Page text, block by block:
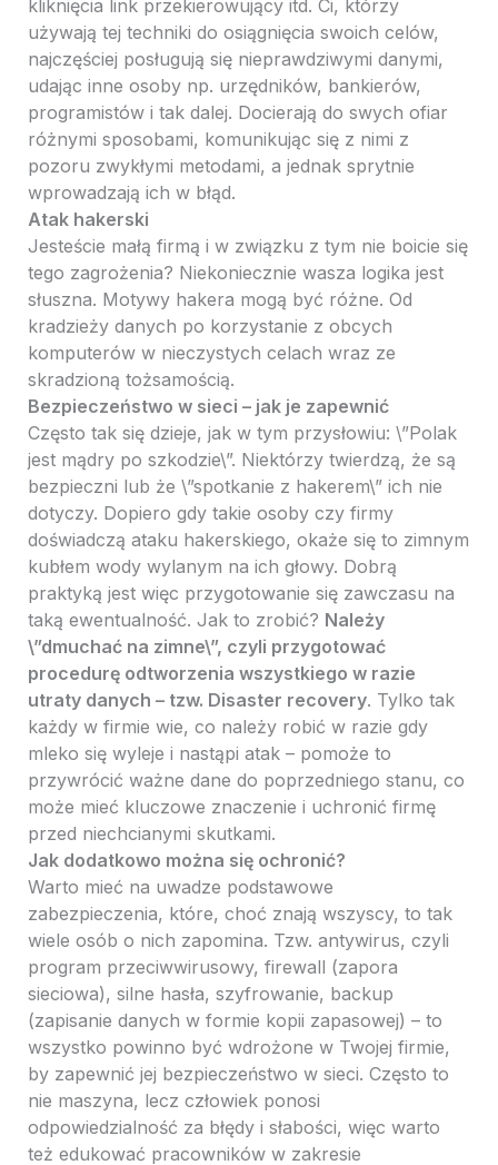
kliknięcia link przekierowujący itd. Ci, którzy
używają tej techniki do osiągnięcia swoich celów,
najczęściej posługują się nieprawdziwymi danymi,
udając inne osoby np. urzędników, bankierów,
programistów i tak dalej. Docierają do swych ofiar
różnymi sposobami, komunikując się z nimi z
pozoru zwykłymi metodami, a jednak sprytnie
wprowadzają ich w błąd.
Atak hakerski
Jesteście małą firmą i w związku z tym nie boicie się
tego zagrożenia? Niekoniecznie wasza logika jest
słuszna. Motywy hakera mogą być różne. Od
kradzieży danych po korzystanie z obcych
komputerów w nieczystych celach wraz ze
skradzioną tożsamością.
Bezpieczeństwo w sieci – jak je zapewnić
Często tak się dzieje, jak w tym przysłowiu: \”Polak
jest mądry po szkodzie\”. Niektórzy twierdzą, że są
bezpieczni lub że \”spotkanie z hakerem\” ich nie
dotyczy. Dopiero gdy takie osoby czy firmy
doświadczą ataku hakerskiego, okaże się to zimnym
kubłem wody wylanym na ich głowy. Dobrą
praktyką jest więc przygotowanie się zawczasu na
taką ewentualność. Jak to zrobić? Należy
\”dmuchać na zimne\”, czyli przygotować
procedurę odtworzenia wszystkiego w razie
utraty danych – tzw. Disaster recovery. Tylko tak
każdy w firmie wie, co należy robić w razie gdy
mleko się wyleje i nastąpi atak – pomoże to
przywrócić ważne dane do poprzedniego stanu, co
może mieć kluczowe znaczenie i uchronić firmę
przed niechcianymi skutkami.
Jak dodatkowo można się ochronić?
Warto mieć na uwadze podstawowe
zabezpieczenia, które, choć znają wszyscy, to tak
wiele osób o nich zapomina. Tzw. antywirus, czyli
program przeciwwirusowy, firewall (zapora
sieciowa), silne hasła, szyfrowanie, backup
(zapisanie danych w formie kopii zapasowej) – to
wszystko powinno być wdrożone w Twojej firmie,
by zapewnić jej bezpieczeństwo w sieci. Często to
nie maszyna, lecz człowiek ponosi
odpowiedzialność za błędy i słabości, więc warto
też edukować pracowników w zakresie